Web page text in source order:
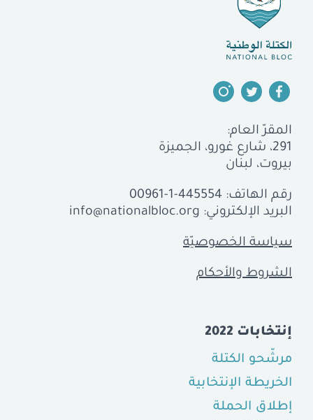
المقرّ العام:
291، شارع غورو، الجميزة
بيروت، لبنان
رقم الهاتف: 00961-1-445554
البريد الإلكتروني: info@nationalbloc.org
سياسة الخصوصيّة
الشروط والأحكام
إنتخابات 2022
مرشّحو الكتلة
الخريطة الإنتخابية
إطلاق الحملة